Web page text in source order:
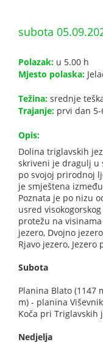
subota
Polazak: u 5.00 h
Mjesto polaska:
Težina: srednje
Trajanje: prvi dan
Opis:
Dolina triglavskih
skriveni je dragulj u
po svojoj prirodnoj
je smještena
Poznata je po nizu
usred
protežu na
jezero, Dvojno
Rjavo jezero, Jezero
Subota
Planina Blato (1147
m) - planina Viševnik
Koča pri Triglavskih
Nedjelja